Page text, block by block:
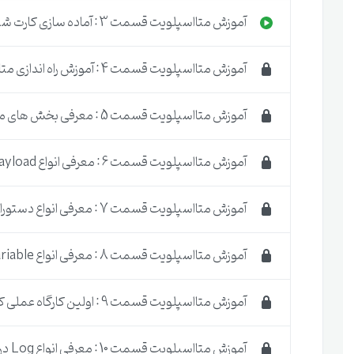
به دنیای هک و امنیت را باید داشته باشید. عین سناریوها
نیز به همین شکل انجام می شوند.
آموزش متااسپلویت قسمت 3 : آماده سازی کارت شبکه و فایروال
آموزش متااسپلویت قسمت 4 : آموزش راه اندازی متااسپلویت
آموزش متااسپلویت قسمت 5 : معرفی بخش های مختلف Metasploit
آموزش متااسپلویت قسمت 6 : معرفی انواع payload در Metasploit
آموزش متااسپلویت قسمت 7 : معرفی انواع دستورات در Metasploit
آموزش متااسپلویت قسمت 8 : معرفی انواع Variable در Metasploit
آموزش متااسپلویت قسمت 9 : اولین کارگاه عملی کار با Metasploit
آموزش متااسپلویت قسمت 10 : معرفی انواع Log در Metasploit